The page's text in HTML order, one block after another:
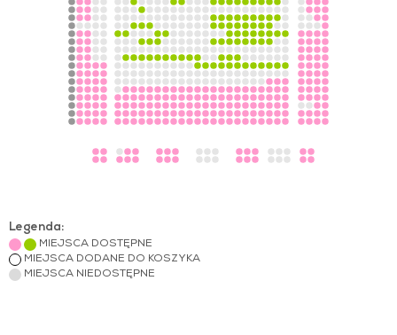
Legenda:
MIEJSCA DOSTĘPNE
MIEJSCA DODANE DO KOSZYKA
MIEJSCA NIEDOSTĘPNE